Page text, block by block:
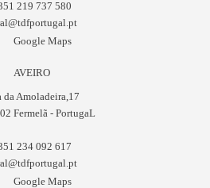
219 737 580
Google Maps
AVEIRO
da Amoladeira,17
Fermelã - PortugaL
234 092 617
Google Maps